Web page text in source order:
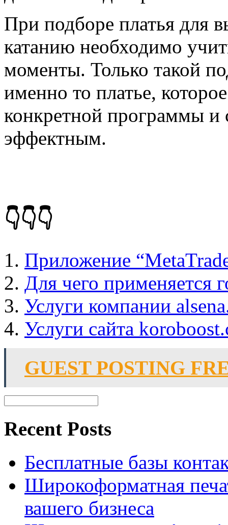
При подборе платья для
катанию необходимо
моменты. Только такой
именно то платье,
конкретной программы и
эффектным.
👇👇👇
Приложение
Для чего применяется
Услуги компании
Услуги сайта
GUEST POSTING
Recent Posts
Бесплатные базы
Широкоформатная
вашего бизнеса